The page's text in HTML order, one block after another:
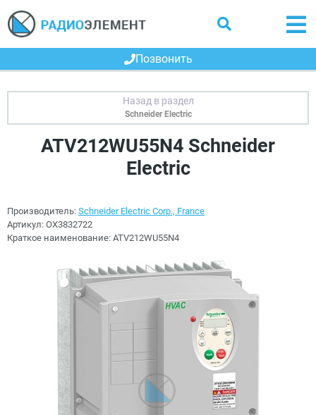
Позвонить
Schneider Electric
ATV212WU55N4 Schneider
Electric
Производитель: Schneider Electric Corp., France
Артикул: OX3832722
Краткое наименование: ATV212WU55N4